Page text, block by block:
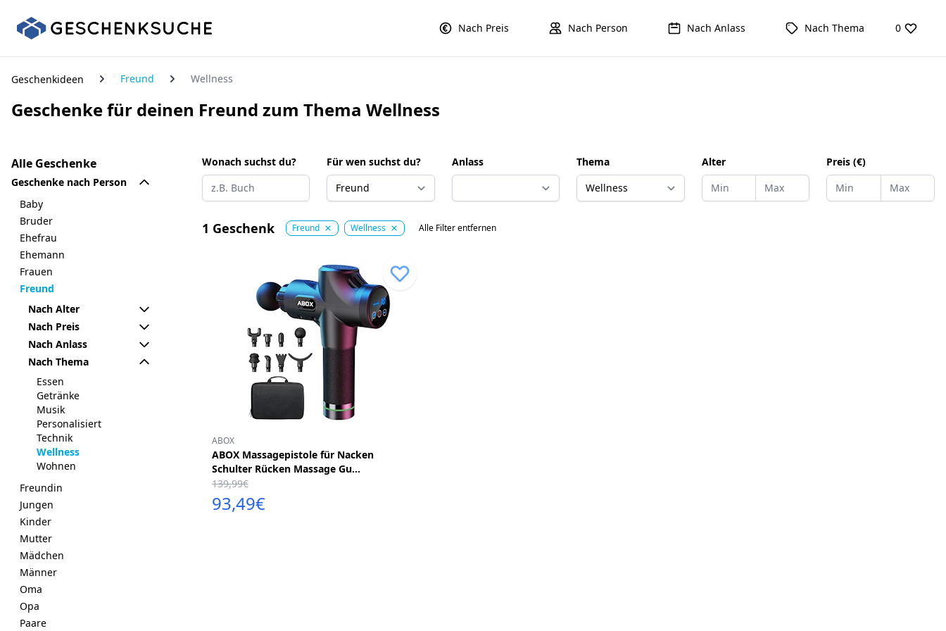
Nach Preis Nach Person Nach Anlass Nach Thema 0
Geschenkideen Freund Wellness
Geschenke für deinen Freund zum Thema Wellness
Alle Geschenke
Geschenke nach Person
Baby
Bruder
Ehefrau
Ehemann
Frauen
Freund
Nach Alter
Nach Preis
Nach Anlass
Nach Thema
Essen
Getränke
Musik
Personalisiert
Technik
Wellness
Wohnen
Freundin
Jungen
Kinder
Mutter
Mädchen
Männer
Oma
Opa
Paare
1 Geschenk Freund Wellness Alle Filter entfernen
Wonach suchst du? Für wen suchst du? Anlass Thema Alter Preis (€)
ABOX
ABOX Massagepistole für Nacken
Schulter Rücken Massage Gu...
139,99€
93,49€